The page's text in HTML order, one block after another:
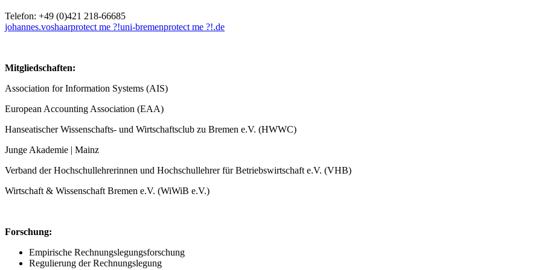
Telefon: +49 (0)421 218-66685
johannes.voshaarprotect me ?!uni-bremenprotect me ?!.de
Mitgliedschaften:
Association for Information Systems (AIS)
European Accounting Association (EAA)
Hanseatischer Wissenschafts- und Wirtschaftsclub zu Bremen e.V. (HWWC)
Junge Akademie | Mainz
Verband der Hochschullehrerinnen und Hochschullehrer für Betriebswirtschaft e.V. (VHB)
Wirtschaft & Wissenschaft Bremen e.V. (WiWiB e.V.)
Forschung:
Empirische Rechnungslegungsforschung
Regulierung der Rechnungslegung